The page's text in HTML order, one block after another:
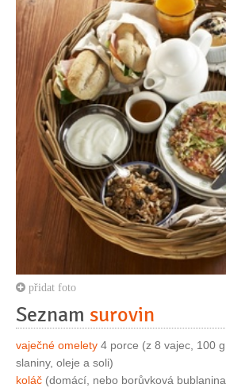
přidat foto
Seznam surovin
vaječné omelety 4 porce (z 8 vajec, 100
slaniny, oleje a soli)
koláč (domácí, nebo borůvková